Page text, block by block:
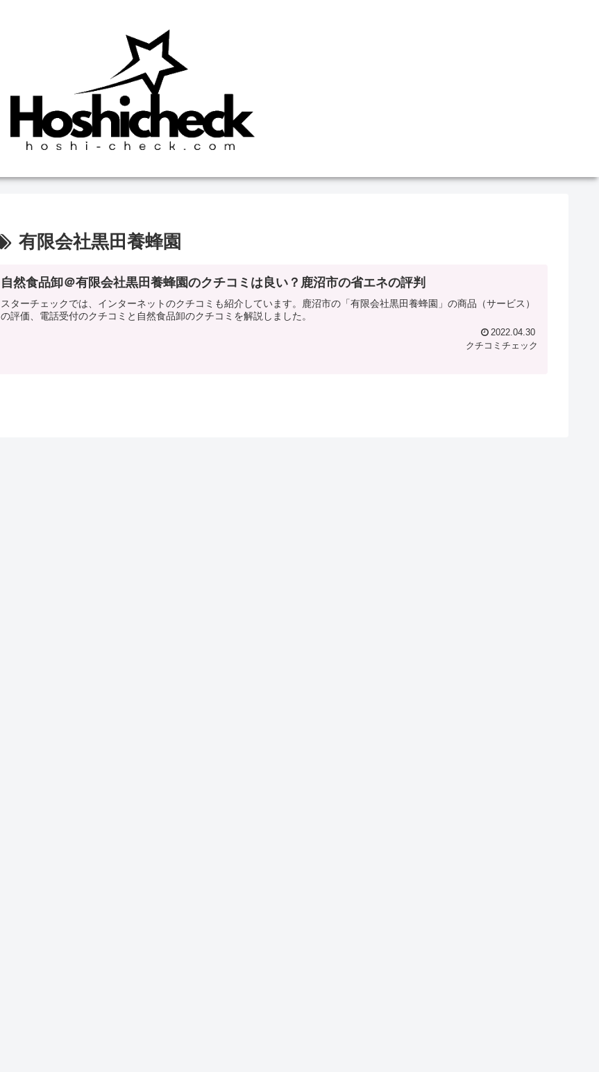
有限会社黒田養蜂園
自然食品卸＠有限会社黒田養蜂園のクチコミは良い？鹿沼市の省エネの評判
スターチェックでは、インターネットのクチコミも紹介しています。鹿沼市の「有限会社黒田養蜂園」の商品（サービス）
の評価、電話受付のクチコミと自然食品卸のクチコミを解説しました。
2022.04.30
クチコミチェック